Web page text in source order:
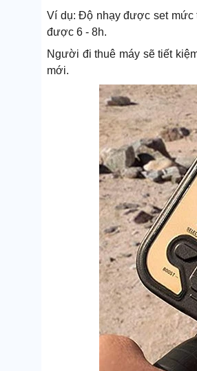
Ví dụ: Độ nhạy được set mức
được 6 - 8h.
Người đi thuê máy sẽ tiết
mới.